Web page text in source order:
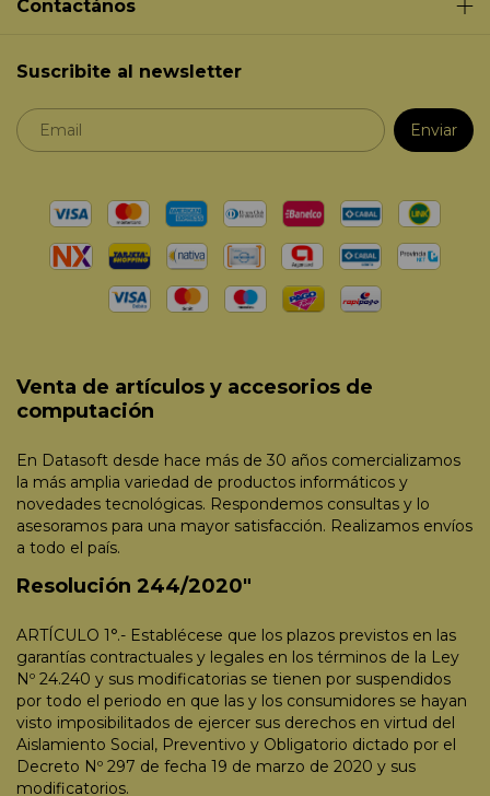
Contactános
Suscribite al newsletter
Venta de artículos y accesorios de
computación
En Datasoft desde hace más de 30 años comercializamos
la más amplia variedad de productos informáticos y
novedades tecnológicas. Respondemos consultas y lo
asesoramos para una mayor satisfacción. Realizamos envíos
a todo el país.
Resolución 244/2020"
ARTÍCULO 1°.- Establécese que los plazos previstos en las
garantías contractuales y legales en los términos de la Ley
Nº 24.240 y sus modificatorias se tienen por suspendidos
por todo el periodo en que las y los consumidores se hayan
visto imposibilitados de ejercer sus derechos en virtud del
Aislamiento Social, Preventivo y Obligatorio dictado por el
Decreto Nº 297 de fecha 19 de marzo de 2020 y sus
modificatorios.